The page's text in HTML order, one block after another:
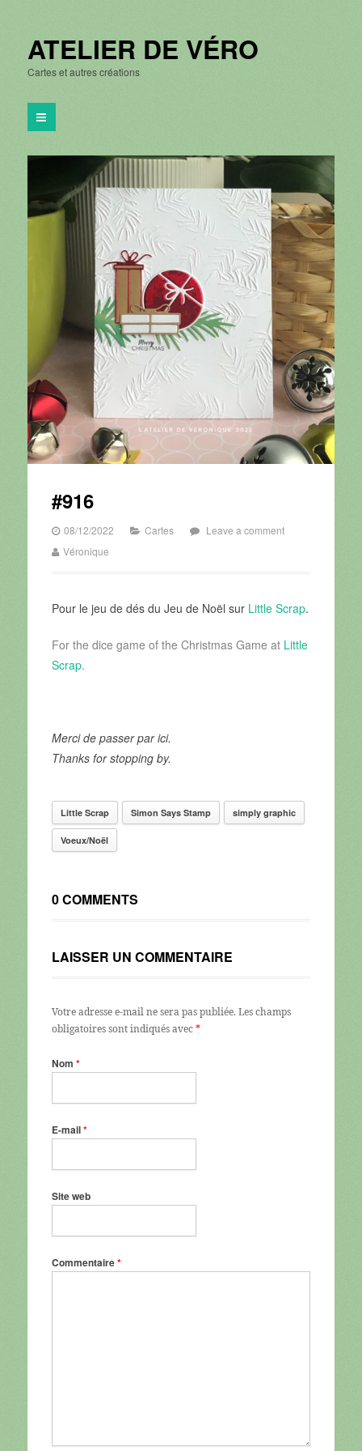
ATELIER DE VÉRO
Cartes et autres créations
#916
08/12/2022 Cartes
Leave a comment
Véronique
Pour le jeu de dés du Jeu de Noël sur Little Scrap.
For the dice game of the Christmas Game at Little
Scrap.
Merci de passer par ici.
Thanks for stopping by.
Little Scrap Simon Says Stamp simply graphic
Voeux/Noël
0 COMMENTS
LAISSER UN COMMENTAIRE
Votre adresse e-mail ne sera pas publiée. Les champs
obligatoires sont indiqués avec*
Nom *
E-mail*
Site web
Commentaire*